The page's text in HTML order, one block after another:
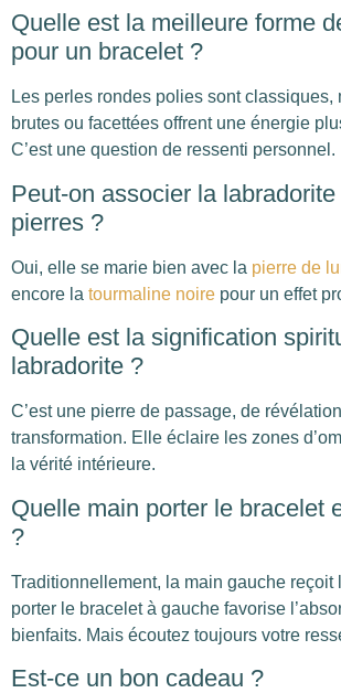
Quelle est la meilleure forme
pour un bracelet ?
Les perles rondes polies sont classiques,
brutes ou facettées offrent une énergie
C’est une question de ressenti personnel.
Peut-on associer la labradorite
pierres ?
Oui, elle se marie bien avec la pierre de
encore la tourmaline noire pour un effet
Quelle est la signification
labradorite ?
C’est une pierre de passage, de
transformation. Elle éclaire les zones
la vérité intérieure.
Quelle main porter le bracelet
?
Traditionnellement, la main gauche reçoit
porter le bracelet à gauche favorise
bienfaits. Mais écoutez toujours votre
Est-ce un bon cadeau ?